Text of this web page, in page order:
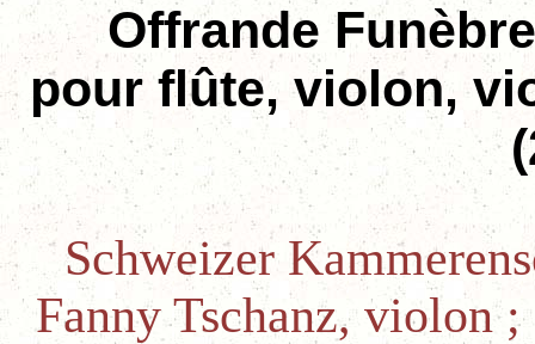
Offrande
pour flûte, violon,
Schweizer
Fanny Tschanz, violon